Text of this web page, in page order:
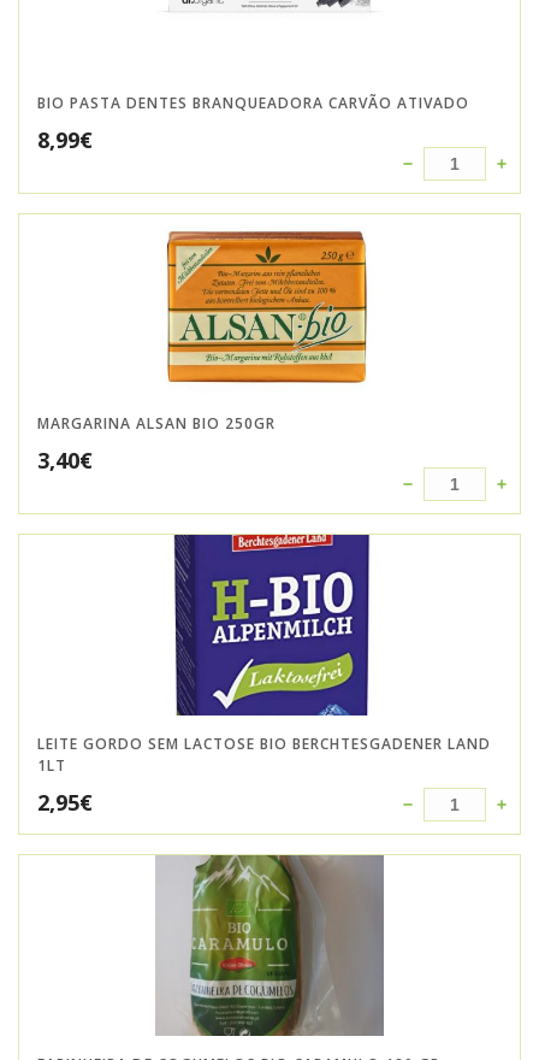
BIO PASTA DENTES BRANQUEADORA CARVÃO ATIVADO
8,99€
MARGARINA ALSAN BIO 250GR
3,40€
LEITE GORDO SEM LACTOSE BIO BERCHTESGADENER LAND
1LT
2,95€